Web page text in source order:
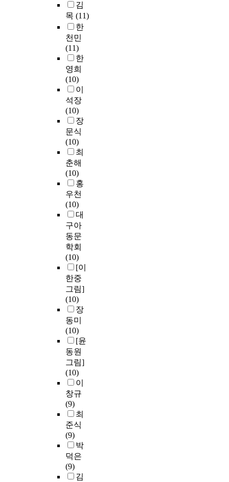
김
목 (11)
한
천민
(11)
한
영희
(10)
이
석장
(10)
장
문식
(10)
최
춘해
(10)
홍
우천
(10)
대
구아
동문
학회
(10)
[이
한중
그림]
(10)
장
동미
(10)
[윤
동원
그림]
(10)
이
창규
(9)
최
준식
(9)
박
덕은
(9)
김